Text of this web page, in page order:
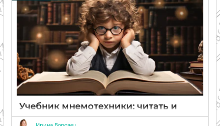
Учебник мнемотехники: читать и
использовать для развития памяти